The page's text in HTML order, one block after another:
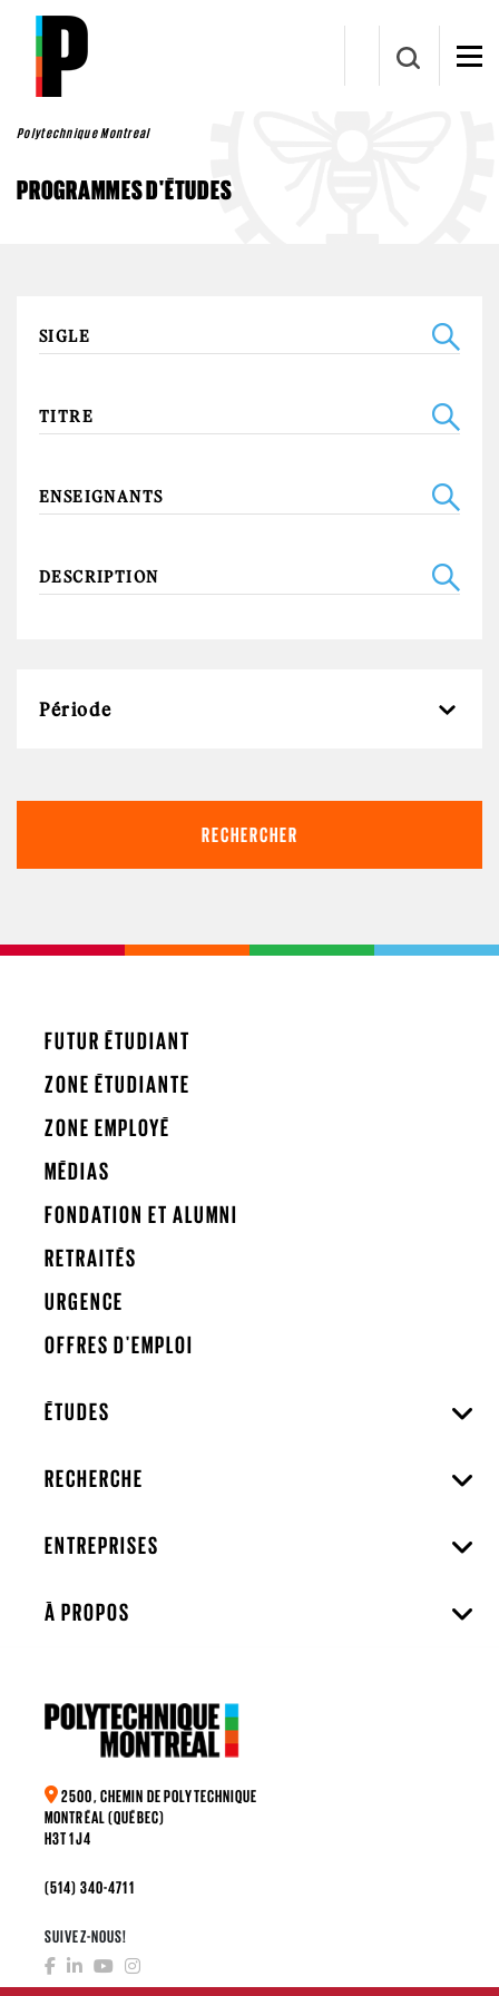
Aller au contenu principal
Polytechnique Montreal
PROGRAMMES D'ÉTUDES
FUTUR ÉTUDIANT
ZONE ÉTUDIANTE
ZONE EMPLOYÉ
MÉDIAS
FONDATION ET ALUMNI
RETRAITÉS
URGENCE
OFFRES D'EMPLOI
ÉTUDES
RECHERCHE
ENTREPRISES
À PROPOS
2500, CHEMIN DE POLYTECHNIQUE
MONTRÉAL (QUÉBEC)
H3T 1J4
(514) 340-4711
SUIVEZ-NOUS!